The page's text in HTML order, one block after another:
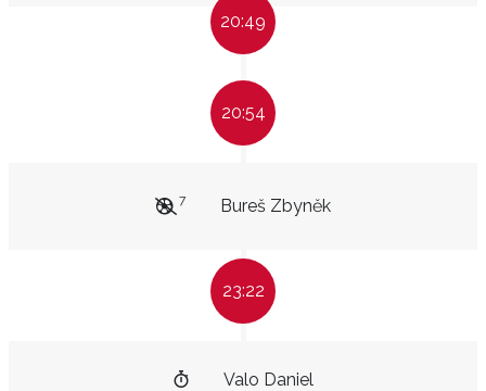
20:49
20:54
Bureš Zbyněk
7
23:22
Valo Daniel